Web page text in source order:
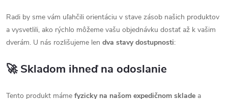
Radi by sme vám uľahčili orientáciu v stave zásob našich produktov
a vysvetlili, ako rýchlo môžeme vašu objednávku dostať až k vašim
dverám. U nás rozlišujeme len dva stavy dostupnosti:
🚀 Skladom ihneď na odoslanie
Tento produkt máme fyzicky na našom expedičnom sklade a